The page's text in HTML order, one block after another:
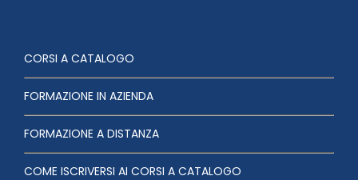
CORSI A CATALOGO
FORMAZIONE IN AZIENDA
FORMAZIONE A DISTANZA
COME ISCRIVERSI AI CORSI A CATALOGO